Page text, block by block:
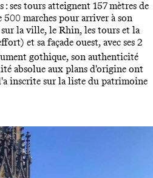
ses tours atteignent 157 mètres de
marches pour arriver à son
la ville, le Rhin, les tours et la
et sa façade ouest, avec ses 2
gothique, son authenticité
absolue aux plans d'origine ont
inscrite sur la liste du patrimoine